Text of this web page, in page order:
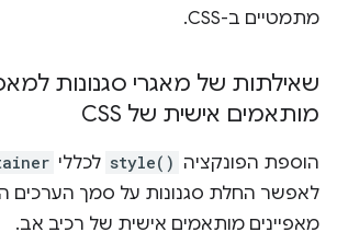
מתמטיים ב-CSS.
שאילתות של מאגרי סגנונות
מותאמים אישית של CSS
הוספת הפונקציה style() לכללי
לאפשר החלת סגנונות על סמך הערכים
מאפיינים מותאמים אישית של רכיב אב.